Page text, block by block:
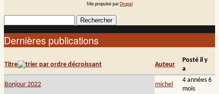
Site propulsé parDrupal
Formulaire de recherche
Dernières publications
Titre Auteur
Posté il y
a
Bonjour 2022 michel
4 années 6
mois